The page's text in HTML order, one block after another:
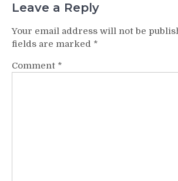
Leave a Reply
Your email address will not be
fields are marked *
Comment *